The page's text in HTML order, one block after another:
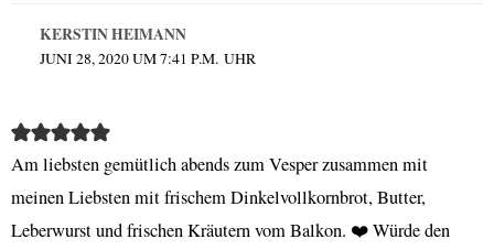
KERSTIN HEIMANN
JUNI 28, 2020 UM 7:41 P.M. UHR
Am liebsten gemütlich abends zum Vesper zusammen mit
meinen Liebsten mit frischem Dinkelvollkornbrot, Butter,
Leberwurst und frischen Kräutern vom Balkon. ❤️ Würde den